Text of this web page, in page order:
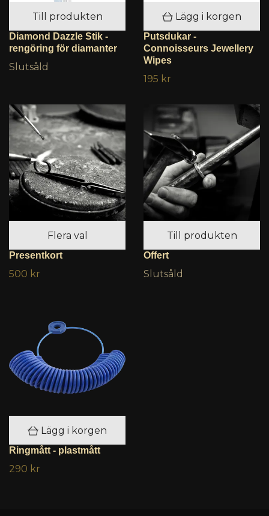
Till produkten
Diamond Dazzle Stik -
rengöring för diamanter
Slutsåld
Lägg i korgen
Putsdukar -
Connoisseurs Jewellery
Wipes
195 kr
Flera val
Presentkort
500 kr
Till produkten
Offert
Slutsåld
Lägg i korgen
Ringmått - plastmått
290 kr